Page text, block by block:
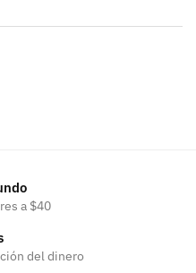
a $40
del dinero